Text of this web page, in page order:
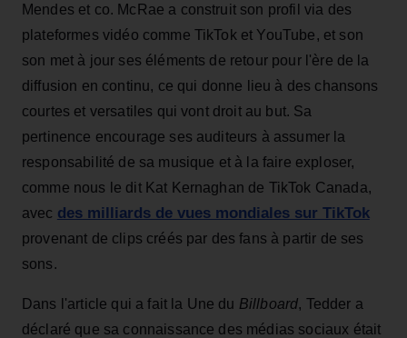
Mendes et co. McRae a construit son profil via des
plateformes vidéo comme TikTok et YouTube, et son
son met à jour ses éléments de retour pour l'ère de la
diffusion en continu, ce qui donne lieu à des chansons
courtes et versatiles qui vont droit au but. Sa
pertinence encourage ses auditeurs à assumer la
responsabilité de sa musique et à la faire exploser,
comme nous le dit Kat Kernaghan de TikTok Canada,
avec des milliards de vues mondiales sur TikTok
provenant de clips créés par des fans à partir de ses
sons.
Dans l'article qui a fait la Une du Billboard, Tedder a
déclaré que sa connaissance des médias sociaux était